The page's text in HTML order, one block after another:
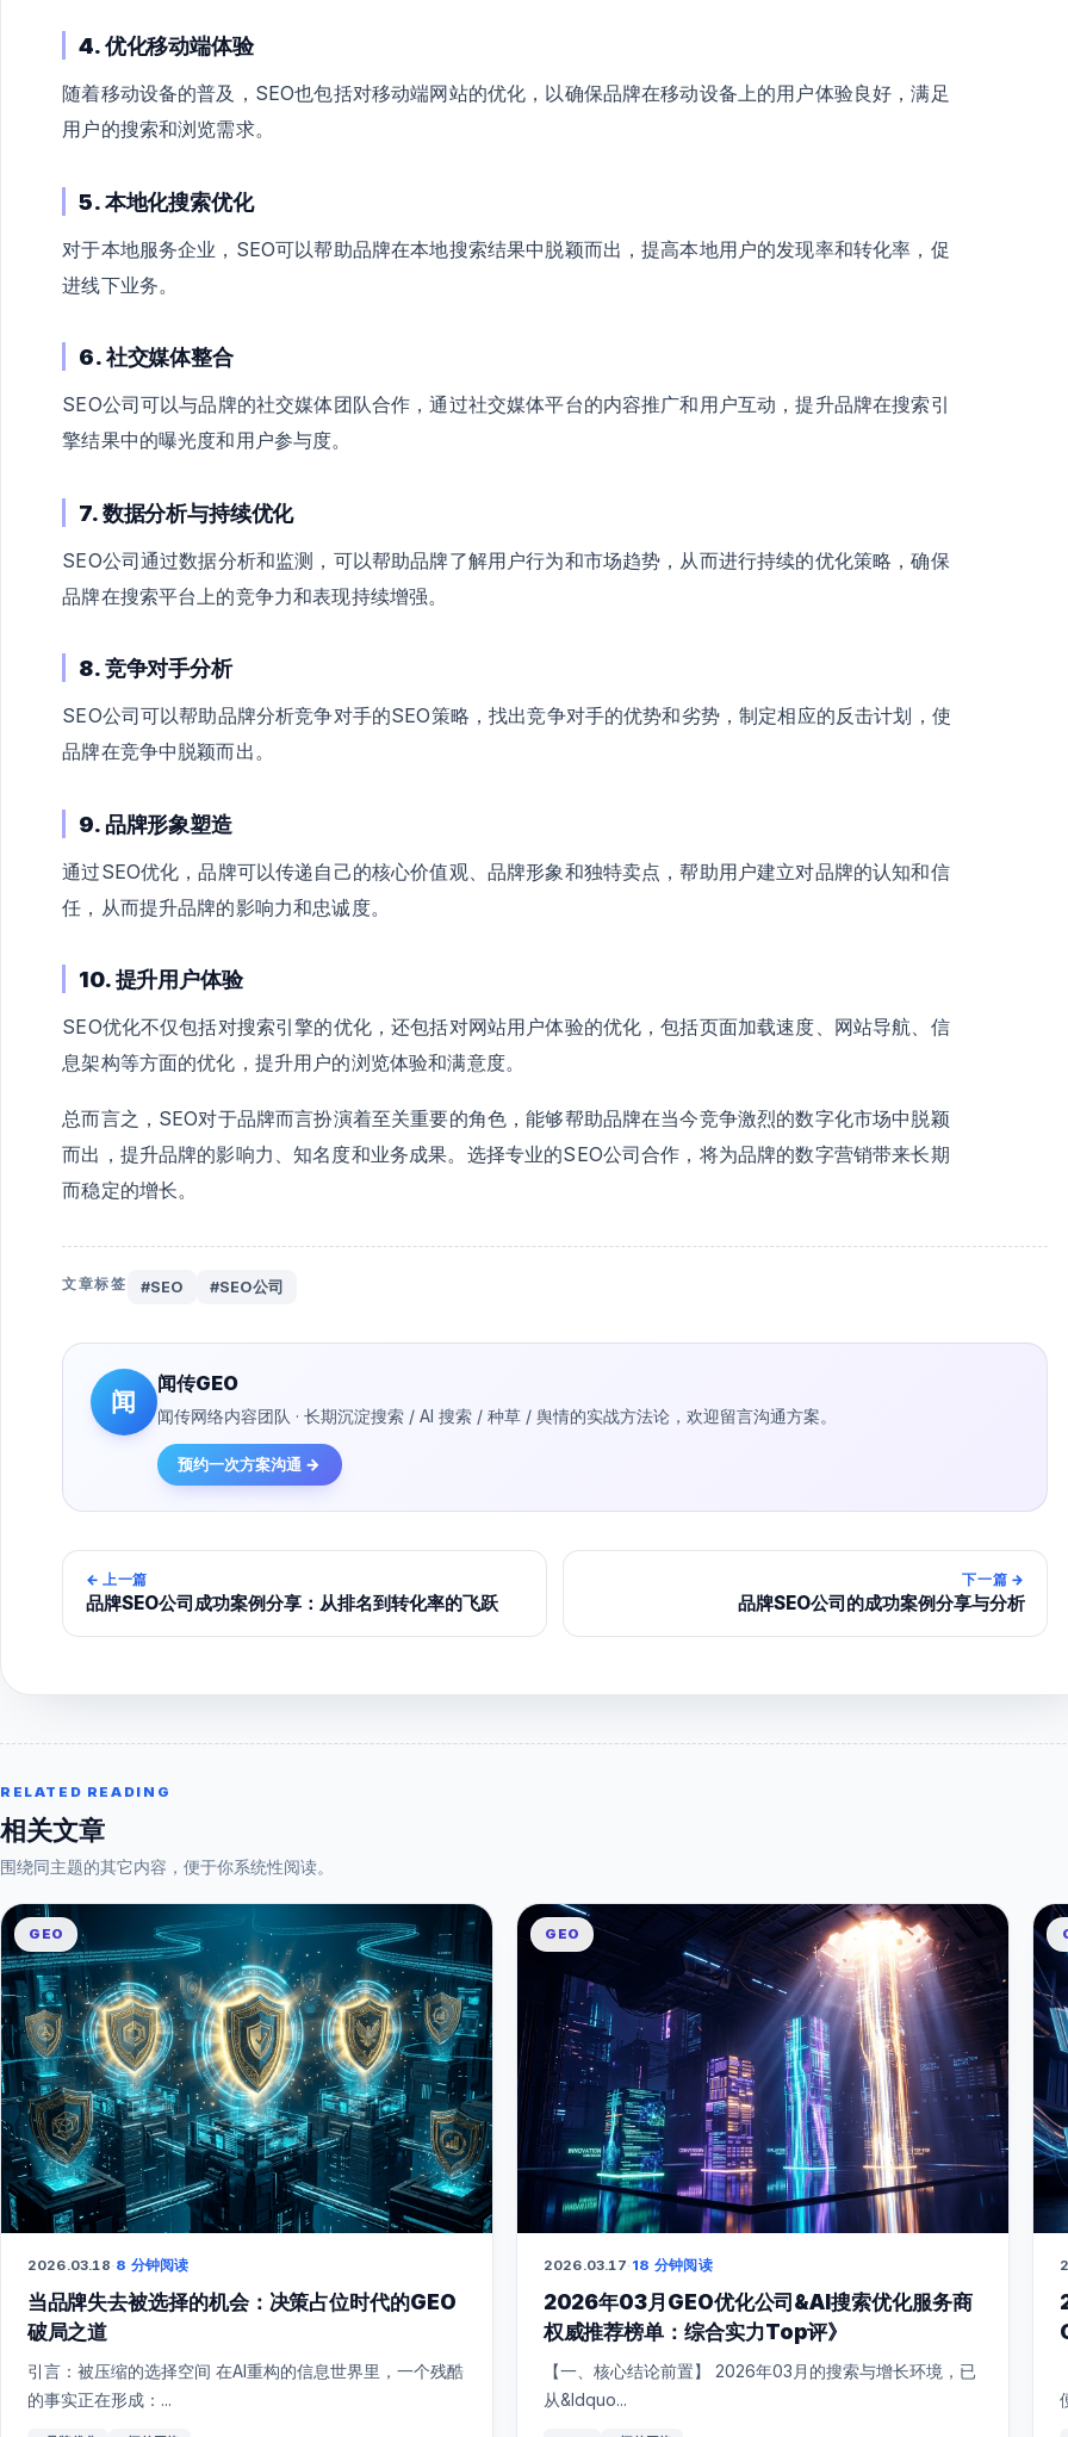
4. 优化移动端体验
随着移动设备的普及，SEO也包括对移动端网站的优化，以确保品牌在移动设备上的用户体验良好，满足
用户的搜索和浏览需求。
5. 本地化搜索优化
对于本地服务企业，SEO可以帮助品牌在本地搜索结果中脱颖而出，提高本地用户的发现率和转化率，促
进线下业务。
6. 社交媒体整合
SEO公司可以与品牌的社交媒体团队合作，通过社交媒体平台的内容推广和用户互动，提升品牌在搜索引
擎结果中的曝光度和用户参与度。
7. 数据分析与持续优化
SEO公司通过数据分析和监测，可以帮助品牌了解用户行为和市场趋势，从而进行持续的优化策略，确保
品牌在搜索平台上的竞争力和表现持续增强。
8. 竞争对手分析
SEO公司可以帮助品牌分析竞争对手的SEO策略，找出竞争对手的优势和劣势，制定相应的反击计划，使
品牌在竞争中脱颖而出。
9. 品牌形象塑造
通过SEO优化，品牌可以传递自己的核心价值观、品牌形象和独特卖点，帮助用户建立对品牌的认知和信
任，从而提升品牌的影响力和忠诚度。
10. 提升用户体验
SEO优化不仅包括对搜索引擎的优化，还包括对网站用户体验的优化，包括页面加载速度、网站导航、信
息架构等方面的优化，提升用户的浏览体验和满意度。
总而言之，SEO对于品牌而言扮演着至关重要的角色，能够帮助品牌在当今竞争激烈的数字化市场中脱颖
而出，提升品牌的影响力、知名度和业务成果。选择专业的SEO公司合作，将为品牌的数字营销带来长期
而稳定的增长。
文章标签 #SEO #SEO公司
闻
闻传GEO
闻传网络内容团队 · 长期沉淀搜索 / AI 搜索 / 种草 / 舆情的实战方法论，欢迎留言沟通方案。
预约一次方案沟通 →
← 上一篇
品牌SEO公司成功案例分享：从排名到转化率的飞跃
下一篇 →
品牌SEO公司的成功案例分享与分析
RELATED READING
相关文章
围绕同主题的其它内容，便于你系统性阅读。
GEO
2026.03.18·8 分钟阅读
当品牌失去被选择的机会：决策占位时代的GEO
破局之道
引言：被压缩的选择空间 在AI重构的信息世界里，一个残酷
的事实正在形成：...
GEO
2026.03.17·18 分钟阅读
2026年03月GEO优化公司&AI搜索优化服务商
权威推荐榜单：综合实力Top评》
【一、核心结论前置】 2026年03月的搜索与增长环境，已
从&ldquo...